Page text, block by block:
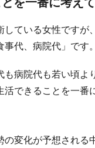
している女性です
代、病院代」です。
も病院代も若い頃
活できることを一
の変化が予想され